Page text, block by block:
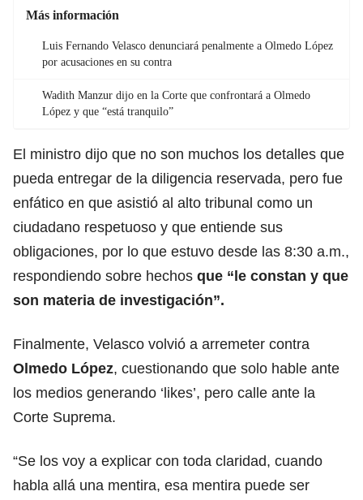
Más información
Luis Fernando Velasco denunciará penalmente a Olmedo López
por acusaciones en su contra
Wadith Manzur dijo en la Corte que confrontará a Olmedo
López y que “está tranquilo”
El ministro dijo que no son muchos los detalles que
pueda entregar de la diligencia reservada, pero fue
enfático en que asistió al alto tribunal como un
ciudadano respetuoso y que entiende sus
obligaciones, por lo que estuvo desde las 8:30 a.m.,
respondiendo sobre hechos que “le constan y que
son materia de investigación”.
Finalmente, Velasco volvió a arremeter contra
Olmedo López, cuestionando que solo hable ante
los medios generando ‘likes’, pero calle ante la
Corte Suprema.
“Se los voy a explicar con toda claridad, cuando
habla allá una mentira, esa mentira puede ser